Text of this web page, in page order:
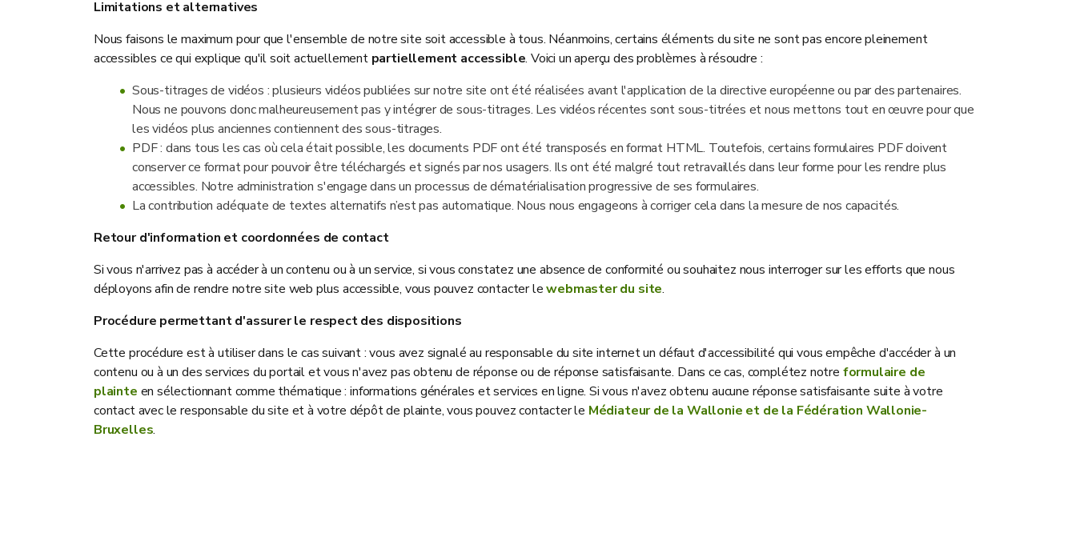
Limitations et alternatives
Nous faisons le maximum pour que l'ensemble de notre site soit accessible à tous. Néanmoins, certains éléments du site ne sont pas encore pleinement
accessibles ce qui explique qu'il soit actuellement partiellement accessible. Voici un aperçu des problèmes à résoudre :
Sous-titrages de vidéos : plusieurs vidéos publiées sur notre site ont été réalisées avant l'application de la directive européenne ou par des partenaires.
Nous ne pouvons donc malheureusement pas y intégrer de sous-titrages. Les vidéos récentes sont sous-titrées et nous mettons tout en œuvre pour que
les vidéos plus anciennes contiennent des sous-titrages.
PDF : dans tous les cas où cela était possible, les documents PDF ont été transposés en format HTML. Toutefois, certains formulaires PDF doivent
conserver ce format pour pouvoir être téléchargés et signés par nos usagers. Ils ont été malgré tout retravaillés dans leur forme pour les rendre plus
accessibles. Notre administration s'engage dans un processus de dématérialisation progressive de ses formulaires.
La contribution adéquate de textes alternatifs n’est pas automatique. Nous nous engageons à corriger cela dans la mesure de nos capacités.
Retour d'information et coordonnées de contact
Si vous n'arrivez pas à accéder à un contenu ou à un service, si vous constatez une absence de conformité ou souhaitez nous interroger sur les efforts que nous
déployons afin de rendre notre site web plus accessible, vous pouvez contacter lewebmaster du site.
Procédure permettant d'assurer le respect des dispositions
Cette procédure est à utiliser dans le cas suivant : vous avez signalé au responsable du site internet un défaut d'accessibilité qui vous empêche d'accéder à un
contenu ou à un des services du portail et vous n'avez pas obtenu de réponse ou de réponse satisfaisante. Dans ce cas, complétez notre formulaire de
plainte en sélectionnant comme thématique : informations générales et services en ligne. Si vous n'avez obtenu aucune réponse satisfaisante suite à votre
contact avec le responsable du site et à votre dépôt de plainte, vous pouvez contacter le Médiateur de la Wallonie et de la Fédération Wallonie-
Bruxelles.